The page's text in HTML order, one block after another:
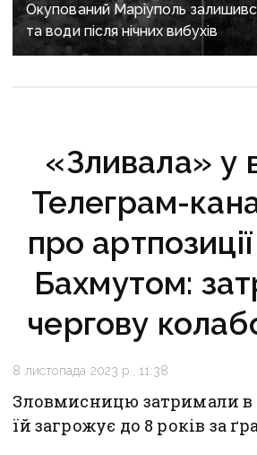
Окупований Маріуполь
та води після нічних вибухів
«Зливала» у
Телеграм-
про
Бахмутом:
чергову
8 листопада 2023 р., 11:38
Зловмисницю затримали в
їй загрожує до 8 років за